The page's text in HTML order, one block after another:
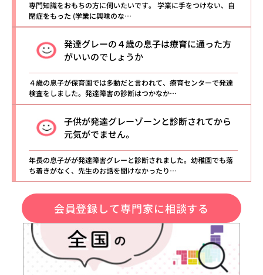
専門知識をおもちの方に伺いたいです。 学業に手をつけない、自
閉症をもった (学業に興味のな…
発達グレーの４歳の息子は療育に通った方
がいいのでしょうか
４歳の息子が保育園では多動だと言われて、療育センターで発達
検査をしました。発達障害の診断はつかなか…
子供が発達グレーゾーンと診断されてから
元気がでません。
年長の息子がが発達障害グレーと診断されました。幼稚園でも落
ち着きがなく、先生のお話を聞けなかったり…
会員登録して専門家に相談する